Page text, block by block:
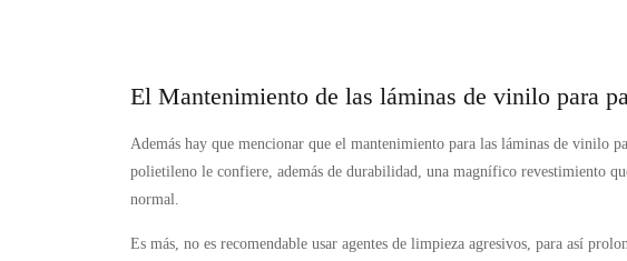
El Mantenimiento de las láminas de vinilo para
Además hay que mencionar que el mantenimiento para las láminas de vinilo
polietileno le confiere, además de durabilidad, una magnífico revestimiento
normal.
Es más, no es recomendable usar agentes de limpieza agresivos, para así